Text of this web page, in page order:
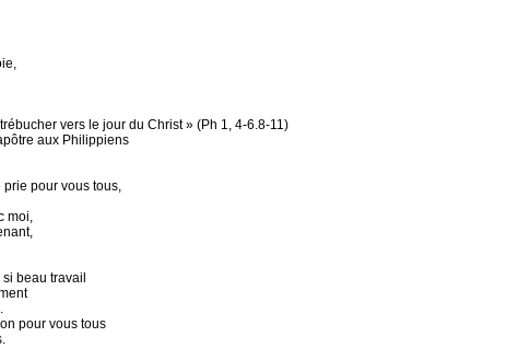
vers le jour du Christ » (Ph 1, 4-6.8-11)
aux Philippiens
pour vous tous,
moi,
beau travail
pour vous tous